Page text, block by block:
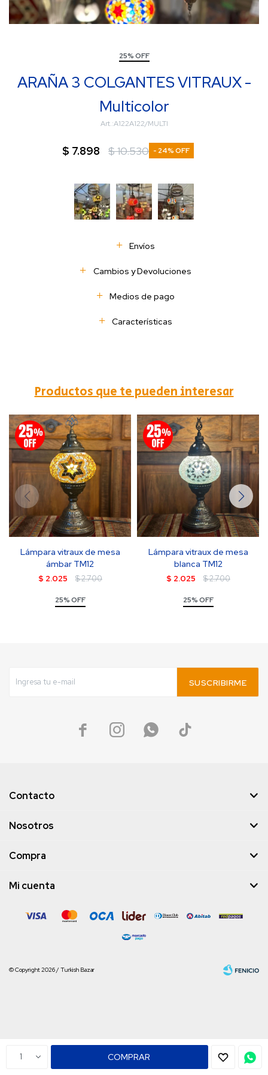
25% OFF
ARAÑA 3 COLGANTES VITRAUX -
Multicolor
A122A122/MULTI
$ 7.898 $10.530 24
1 COMPRAR
Envíos
Cambios y Devoluciones
Medios de pago
Características
Productos que te pueden interesar
Lámpara vitraux de mesa
ámbar TM12
$ 2.025 $2.700
25% OFF
Lámpara vitraux de mesa
blanca TM12
$ 2.025 $2.700
25% OFF
SUSCRIBIRME
   
Contacto
Nosotros
Compra
Mi cuenta
© Copyright 2026 / Turkish Bazar